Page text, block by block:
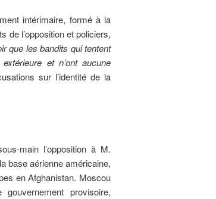
intérimaire, formé à la
de l’opposition et policiers,
que les bandits qui tentent
et n’ont aucune
sur l’identité de la
main l’opposition à M.
base aérienne américaine,
en Afghanistan. Moscou
provisoire,